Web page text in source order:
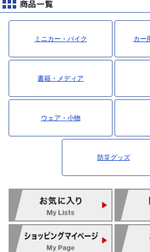
ミニカー・バイク カー
書籍・メディア
ウェア・小物
防災グッズ